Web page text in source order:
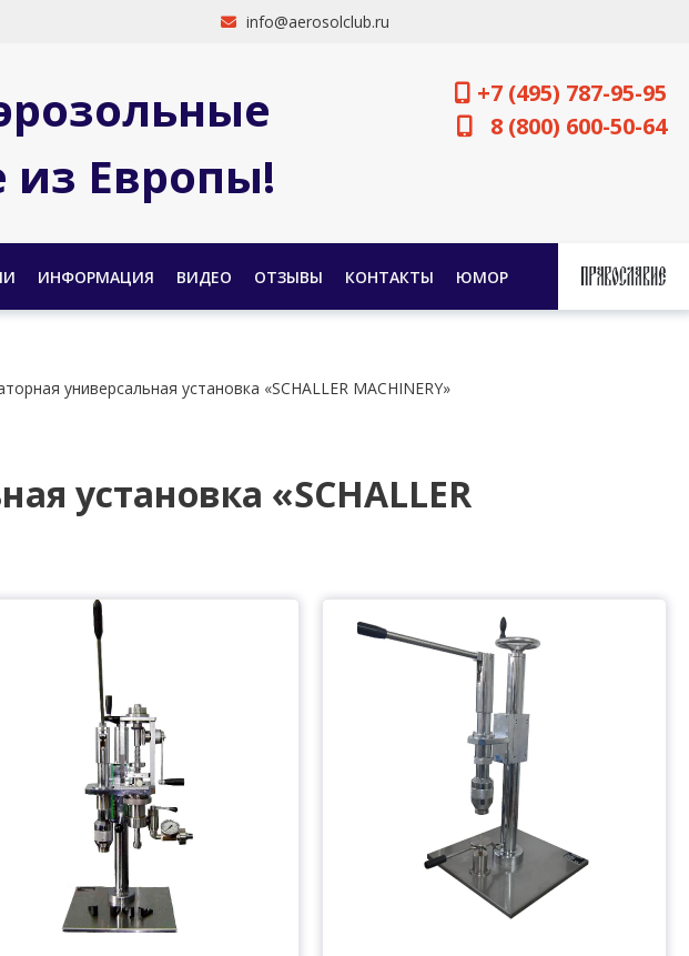
info@aerosolclub.ru
Европы!
+7 (495) 787-95-95
8 (800) 600-50-64
ИНФОРМАЦИЯ ВИДЕО ОТЗЫВЫ КОНТАКТЫ ЮМОР
универсальная установка «SCHALLER MACHINERY»
установка «SCHALLER